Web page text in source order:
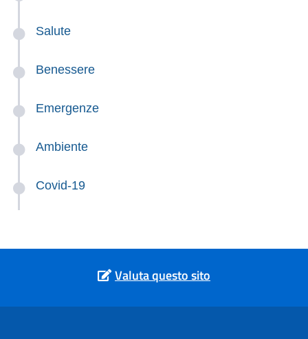
Salute
Benessere
Emergenze
Ambiente
Covid-19
Valuta questo sito